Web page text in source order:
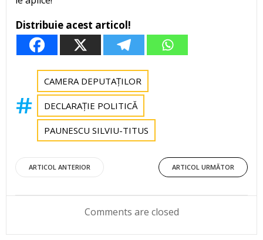
Distribuie acest articol!
CAMERA DEPUTAȚILOR
DECLARAȚIE POLITICĂ
PAUNESCU SILVIU-TITUS
Post
navigation
ARTICOL ANTERIOR
Post
navigation
ARTICOL URMĂTOR
Comments are closed